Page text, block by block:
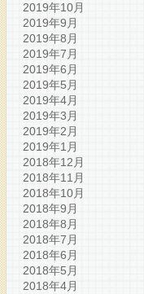
2019年10月
2019年9月
2019年8月
2019年7月
2019年6月
2019年5月
2019年4月
2019年3月
2019年2月
2019年1月
2018年12月
2018年11月
2018年10月
2018年9月
2018年8月
2018年7月
2018年6月
2018年5月
2018年4月